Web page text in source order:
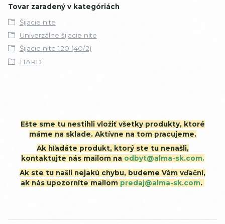
Tovar zaradený v kategóriách
Šijacie nite
Univerzálne šijacie nite
Šijacie nite 120 (40/2)
HARD
Ešte sme tu nestihli vložiť všetky produkty, ktoré
máme na sklade. Aktívne na tom pracujeme.
Ak hľadáte produkt, ktorý ste tu nenašli,
kontaktujte nás mailom na odbyt@alma-sk.com.
Ak ste tu našli nejakú chybu, budeme Vám vďační,
ak nás upozorníte mailom predaj@alma-sk.com.